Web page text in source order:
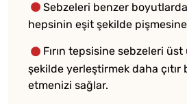
Sebzeleri benzer
hepsinin eşit şekilde pişmesine
Fırın tepsisine sebzeleri
şekilde yerleştirmek daha çıtır
etmenizi sağlar.